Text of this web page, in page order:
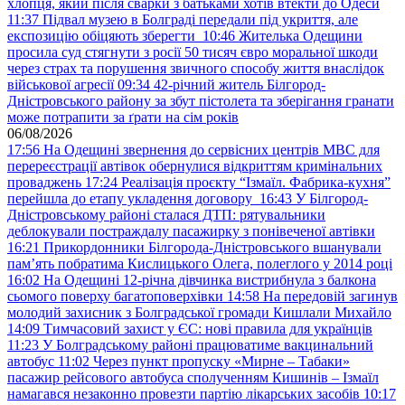
хлопця, який після сварки з батьками хотів втекти до Одеси
11:37 Підвал музею в Болграді передали під укриття, але
експозицію обіцяють зберегти 10:46 Жителька Одещини
просила суд стягнути з росії 50 тисяч євро моральної шкоди
через страх та порушення звичного способу життя внаслідок
військової агресії 09:34 42-річний житель Білгород-
Дністровського району за збут пістолета та зберігання гранати
може потрапити за ґрати на сім років
06/08/2026
17:56 На Одещині звернення до сервісних центрів МВС для
перереєстрації автівок обернулися відкриттям кримінальних
проваджень 17:24 Реалізація проєкту “Ізмаїл. Фабрика-кухня”
перейшла до етапу укладення договору 16:43 У Білгород-
Дністровському районі сталася ДТП: рятувальники
деблокували постраждалу пасажирку з понівеченої автівки
16:21 Прикордонники Білгорода-Дністровського вшанували
пам’ять побратима Кислицького Олега, полеглого у 2014 році
16:02 На Одещині 12-річна дівчинка вистрибнула з балкона
сьомого поверху багатоповерхівки 14:58 На передовій загинув
молодий захисник з Болградської громади Кишлали Михайло
14:09 Тимчасовий захист у ЄС: нові правила для українців
11:23 У Болградському районі працюватиме вакцинальний
автобус 11:02 Через пункт пропуску «Мирне – Табаки»
пасажир рейсового автобуса сполученням Кишинів – Ізмаїл
намагався незаконно провезти партію лікарських засобів 10:17